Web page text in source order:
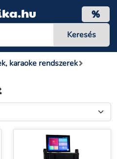
%
karaoke rendszerek